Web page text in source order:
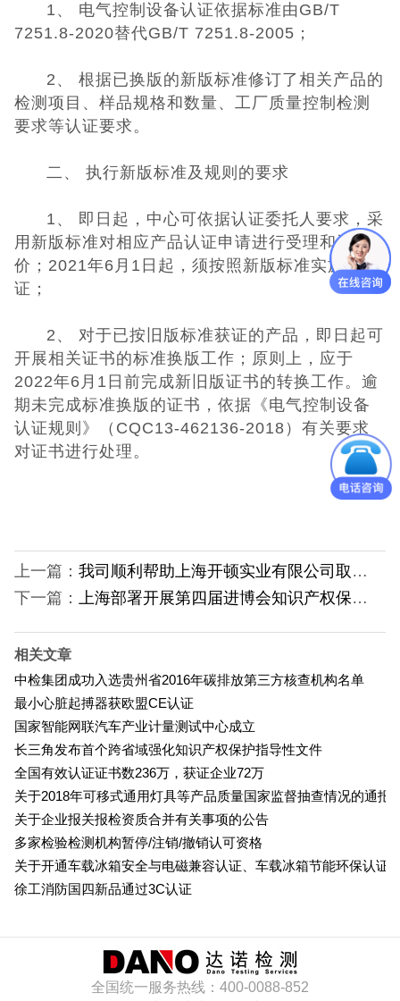
CQC认证
环保节能认证
ECE认证
澳洲SAA认证
ISO体系认证
美国认证
CCC认证
©Danotest.Com
1、 电气控制设备认证依据标准由GB/T
7251.8-2020替代GB/T 7251.8-2005；
2、 根据已换版的新版标准修订了相关产品的
检测项目、样品规格和数量、工厂质量控制检测
要求等认证要求。
二、 执行新版标准及规则的要求
1、 即日起，中心可依据认证委托人要求，采
用新版标准对相应产品认证申请进行受理和评
价；2021年6月1日起，须按照新版标准实施认
证；
2、 对于已按旧版标准获证的产品，即日起可
开展相关证书的标准换版工作；原则上，应于
2022年6月1日前完成新旧版证书的转换工作。逾
期未完成标准换版的证书，依据《电气控制设备
认证规则》（CQC13-462136-2018）有关要求
对证书进行处理。
上一篇： 我司顺利帮助上海开顿实业有限公司取得复合机3C认证证书
下一篇： 上海部署开展第四届进博会知识产权保护百日行动
相关文章
中检集团成功入选贵州省2016年碳排放第三方核查机构名单
最小心脏起搏器获欧盟CE认证
国家智能网联汽车产业计量测试中心成立
长三角发布首个跨省域强化知识产权保护指导性文件
全国有效认证证书数236万，获证企业72万
关于2018年可移式通用灯具等产品质量国家监督抽查情况的通报
关于企业报关报检资质合并有关事项的公告
多家检验检测机构暂停/注销/撤销认可资格
关于开通车载冰箱安全与电磁兼容认证、车载冰箱节能环保认证
徐工消防国四新品通过3C认证
全国统一服务热线：400-0088-852